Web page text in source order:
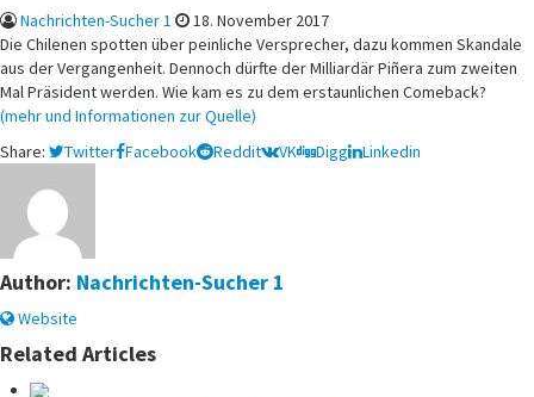
Nachrichten-Sucher 1
18. November 2017
Die Chilenen spotten über peinliche Versprecher, dazu kommen Skandale
aus der Vergangenheit. Dennoch dürfte der Milliardär Piñera zum zweiten
Mal Präsident werden. Wie kam es zu dem erstaunlichen Comeback?
(mehr und Informationen zur Quelle)
Share:
Twitter Facebook Reddit VK Digg Linkedin
Author: Nachrichten-Sucher 1
Website
Related Articles